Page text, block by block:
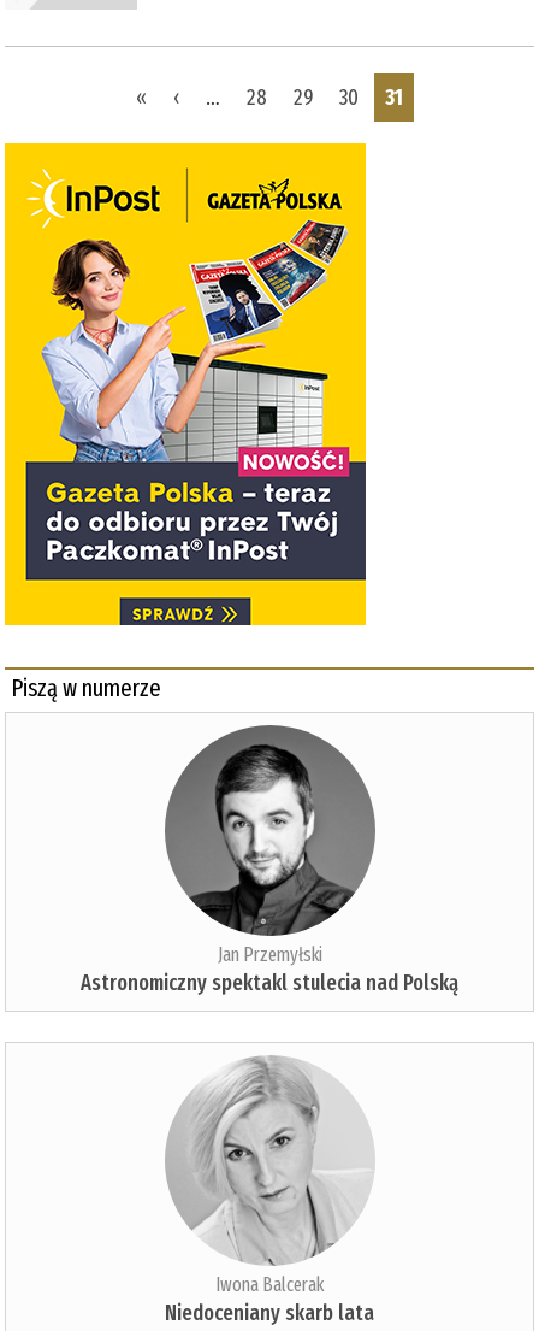
« ‹ … 28 29 30 31
Piszą w numerze
Jan Przemyłski
Astronomiczny spektakl stulecia nad Polską
Iwona Balcerak
Niedoceniany skarb lata